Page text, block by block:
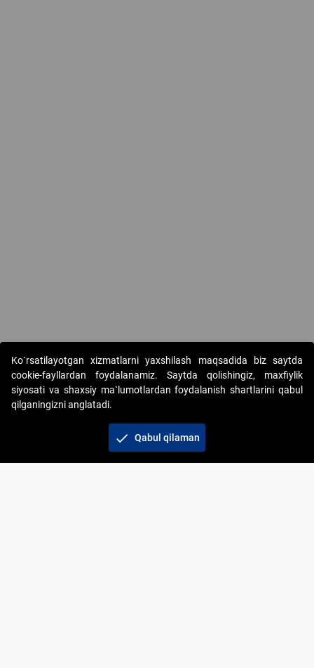
Copyright © 2017-2026. "Elektron onlayn-auksionlarni
tashkil etish" AJ. Barcha huquqlar himoyalangan
Ko`rsatilayotgan xizmatlarni yaxshilash maqsadida biz saytda
cookie-fayllardan foydalanamiz. Saytda qolishingiz, maxfiylik
siyosati va shaxsiy ma`lumotlardan foydalanish shartlarini qabul
qilganingizni anglatadi.
check Qabul qilaman